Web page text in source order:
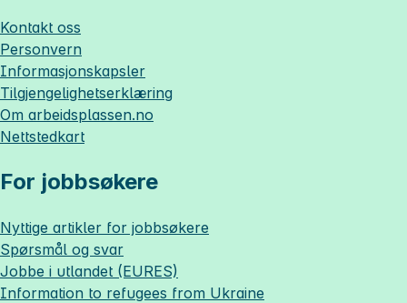
Kontakt oss
Personvern
Informasjonskapsler
Tilgjengelighetserklæring
Om arbeidsplassen.no
Nettstedkart
For jobbsøkere
Nyttige artikler for jobbsøkere
Spørsmål og svar
Jobbe i utlandet (EURES)
Information to refugees from Ukraine